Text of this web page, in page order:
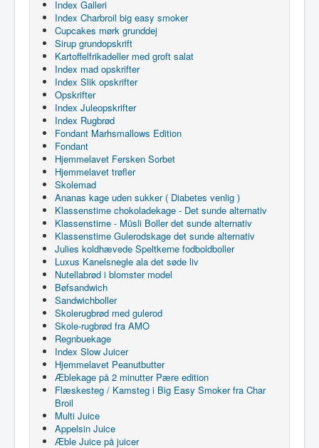
Index Galleri
Index Charbroil big easy smoker
Cupcakes mørk grunddej
Sirup grundopskrift
Kartoffelfrikadeller med groft salat
Index mad opskrifter
Index Slik opskrifter
Opskrifter
Index Juleopskrifter
Index Rugbrød
Fondant Marhsmallows Edition
Fondant
Hjemmelavet Fersken Sorbet
Hjemmelavet trøfler
Skolemad
Ananas kage uden sukker ( Diabetes venlig )
Klassenstime chokoladekage - Det sunde alternativ
Klassenstime - Müsli Boller det sunde alternativ
Klassenstime Gulerodskage det sunde alternativ
Julies koldhævede Speltkerne fodboldboller
Luxus Kanelsnegle ala det søde liv
Nutellabrød i blomster model
Bøfsandwich
Sandwichboller
Skolerugbrød med gulerod
Skole-rugbrød fra AMO
Regnbuekage
Index Slow Juicer
Hjemmelavet Peanutbutter
Æblekage på 2 minutter Pære edition
Flæskesteg / Kamsteg i Big Easy Smoker fra Char
Broil
Multi Juice
Appelsin Juice
Æble Juice på juicer